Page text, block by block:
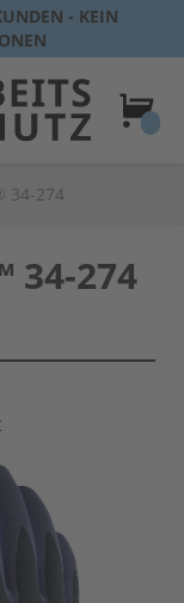
- KEIN
34-274
34-274